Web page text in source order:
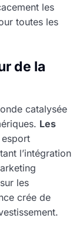
les
toutes les
de la
catalysée
Les
l’intégration
les
crée de